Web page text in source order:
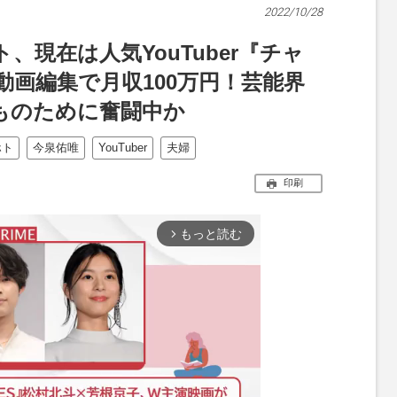
2022/10/28
、現在は人気YouTuber『チャ
画編集で月収100万円！芸能界
のために奮闘中か
今泉佑唯 YouTuber 夫婦
印刷
arrow_forward_ios もっと読む